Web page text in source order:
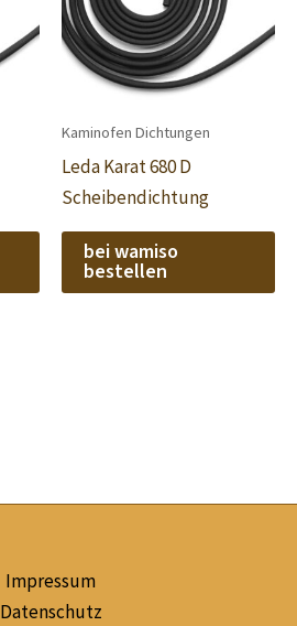
Kaminofen Dichtungen
Leda Karat 680 D
Scheibendichtung
bei wamiso
bestellen
Impressum
Datenschutz